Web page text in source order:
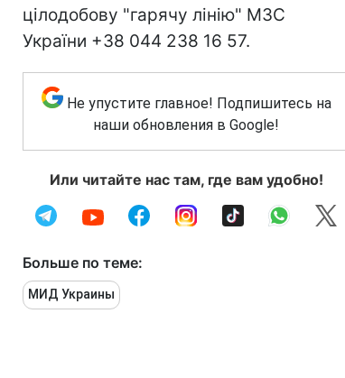
цілодобову "гарячу лінію" МЗС
України +38 044 238 16 57.
Не упустите главное! Подпишитесь на
наши обновления в Google!
Или читайте нас там, где вам удобно!
Больше по теме:
МИД Украины